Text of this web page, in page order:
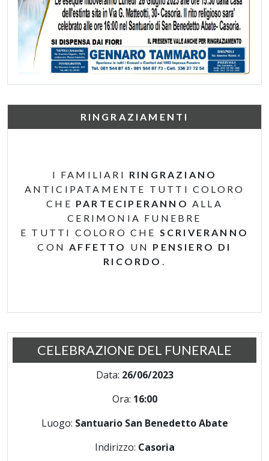
RINGRAZIAMENTI
I FAMILIARI RINGRAZIANO
ANTICIPATAMENTE TUTTI COLORO
CHE PARTECIPERANNO ALLA
CERIMONIA FUNEBRE
E TUTTI COLORO CHE SCRIVERANNO
CON AFFETTO UN PENSIERO DI
RICORDO
CELEBRAZIONE DEL FUNERALE
Data: 26/06/2023
Ora: 16:00
Luogo: Santuario San Benedetto Abate
Indirizzo: Casoria